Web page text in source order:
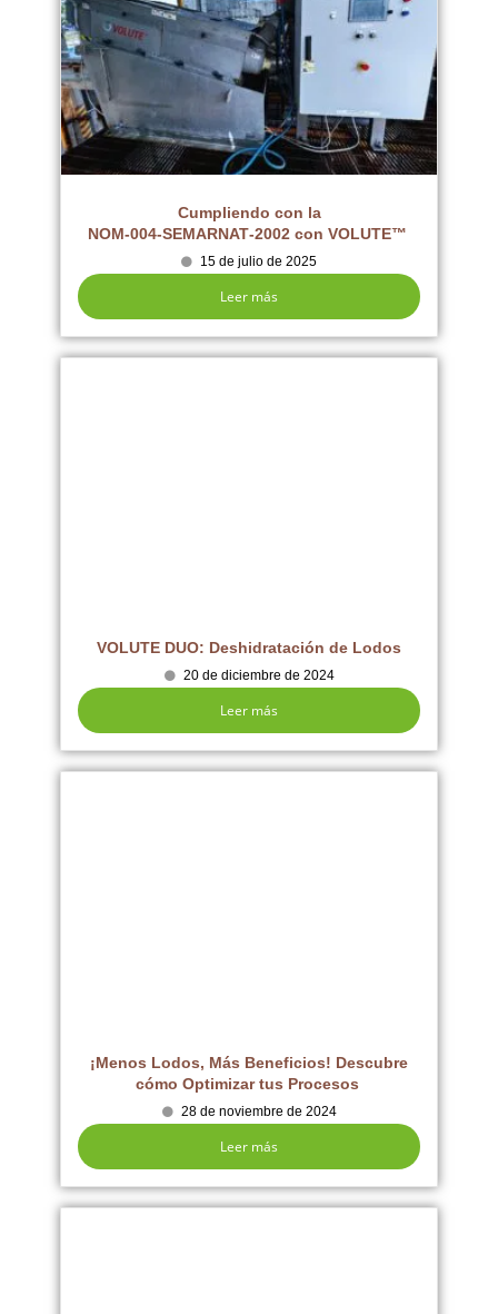
Cumpliendo con la
NOM‑004‑SEMARNAT‑2002 con VOLUTE™
15 de julio de 2025
Leer más
VOLUTE DUO: Deshidratación de Lodos
20 de diciembre de 2024
Leer más
¡Menos Lodos, Más Beneficios! Descubre
cómo Optimizar tus Procesos
28 de noviembre de 2024
Leer más